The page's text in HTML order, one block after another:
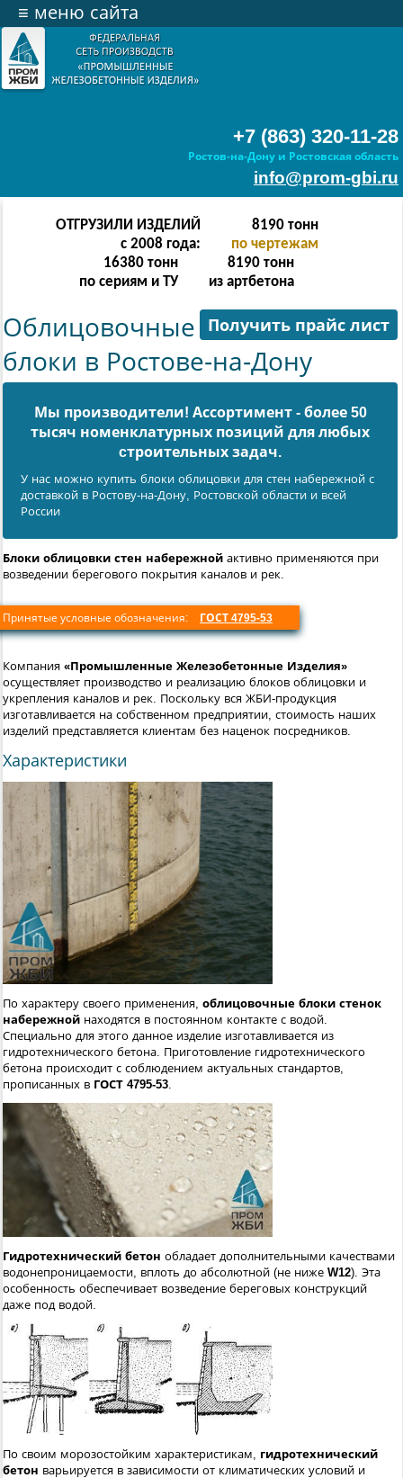
+7 (863) 320-11-28
Ростов-на-Дону и Ростовская область
info@prom-gbi.ru
≡ меню сайта
ОТГРУЗИЛИ ИЗДЕЛИЙ
с 2008 года:
16382тонн
по чертежам
32764 тонн
по сериям и ТУ
16382 тонн
из артбетона
Получить прайс лист
Облицовочные
блоки в Ростове-на-Дону
Мы производители! Ассортимент - более 50
тысяч номенклатурных позиций для любых
cтроительных задач.
У нас можно купить блоки облицовки для стен набережной с
доставкой в Ростову-на-Дону, Ростовской области и всей
России
Блоки облицовки стен набережной активно применяются при
возведении берегового покрытия каналов и рек.
Принятые условные обозначения: ГОСТ 4795-53
Компания «Промышленные Железобетонные Изделия»
осуществляет производство и реализацию блоков облицовки и
укрепления каналов и рек. Поскольку вся ЖБИ-продукция
изготавливается на собственном предприятии, стоимость наших
изделий представляется клиентам без наценок посредников.
Характеристики
По характеру своего применения, облицовочные блоки стенок
набережной находятся в постоянном контакте с водой.
Специально для этого данное изделие изготавливается из
гидротехнического бетона. Приготовление гидротехнического
бетона происходит с соблюдением актуальных стандартов,
прописанных в ГОСТ 4795-53
Гидротехнический бетон обладает дополнительными качествами
водонепроницаемости, вплоть до абсолютной (не ниже W12). Эта
особенность обеспечивает возведение береговых конструкций
даже под водой.
По своим морозостойким характеристикам, гидротехнический
бетон варьируется в зависимости от климатических условий и